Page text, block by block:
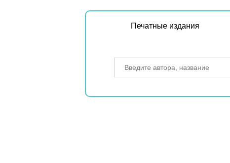
Печатные издания